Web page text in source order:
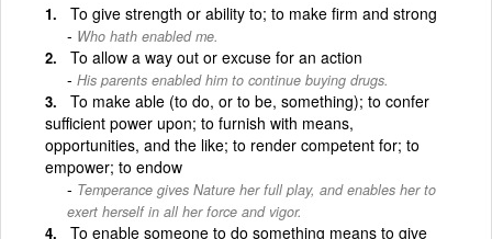
To give strength or ability to; to make firm and strong
Who hath enabled me.
To allow a way out or excuse for an action
His parents enabled him to continue buying drugs.
To make able (to do, or to be, something); to confer
sufficient power upon; to furnish with means,
opportunities, and the like; to render competent for; to
empower; to endow
Temperance gives Nature her full play, and enables her to
exert herself in all her force and vigor.
To enable someone to do something means to give